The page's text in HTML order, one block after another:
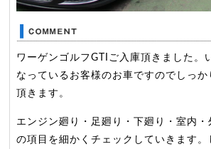
ワーゲンゴルフGTIご入庫頂きました。
なっているお客様のお車ですのでしっか
頂きます。
エンジン廻り・足廻り・下廻り・室内・
の項目を細かくチェックしていきます。